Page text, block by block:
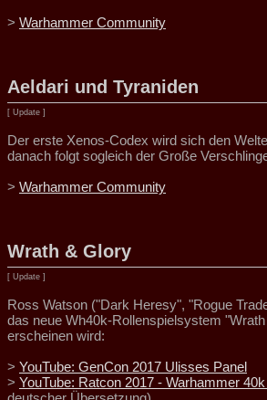
> Warhammer Community
Aeldari und Tyraniden
[ Update ]
Der erste Xenos-Codex wird sich den
danach folgt sogleich der Große
> Warhammer Community
Wrath & Glory
[ Update ]
Ross Watson ("Dark Heresy", "Rogue
das neue Wh40k-Rollenspielsystem
erscheinen wird:
> YouTube: GenCon 2017 Ulisses Panel
> YouTube: Ratcon 2017 - Warhammer